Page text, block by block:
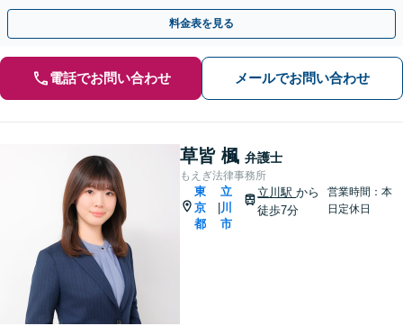
できる解決を目指します【電話・WEB相談可】
料金表を見る
電話でお問い合わせ メールでお問い合わせ
草皆 楓 弁護士
もえぎ法律事務所
東
京
都
立
川
市
立川駅から
徒歩7分
営業時間：本
日定休日